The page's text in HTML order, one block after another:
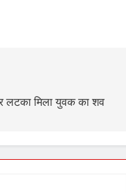
लटका मिला युवक का शव